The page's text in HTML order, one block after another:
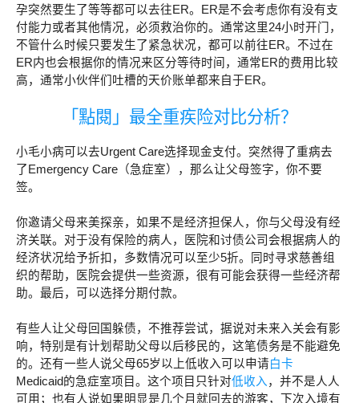
孕突然要生了等等都可以去往ER。ER是不会考虑你有没有支
付能力或者其他情况，必须救治你的。通常这里24小时开门，
不管什么时候只要发生了紧急状况，都可以前往ER。不过在
ER内也会根据你的情况来区分等待时间，通常ER的费用比较
高，通常小伙伴们吐槽的天价账单都来自于ER。
「點閱」最全重疾险对比分析？
小毛小病可以去Urgent Care选择现金支付。突然得了重病去
了Emergency Care（急症室），那么让父母签字，你不要
签。
你邀请父母来美探亲，如果不是经济担保人，你与父母没有经
济关联。对于没有保险的病人，医院和讨债公司会根据病人的
经济状况给予折扣，多数情况可以至少5折。同时寻求慈善组
织的帮助，医院会提供一些资源，很有可能会获得一些经济帮
助。最后，可以选择分期付款。
有些人让父母回国躲债，不推荐尝试，据说对未来入关会有影
响，特别是有计划帮助父母以后移民的，这笔债务是不能避免
的。还有一些人说父母65岁以上低收入可以申请白卡
Medicaid的急症室项目。这个项目只针对低收入 ，并不是人人
可用；也有人说如果明显是几个月就回去的游客，下次入境有